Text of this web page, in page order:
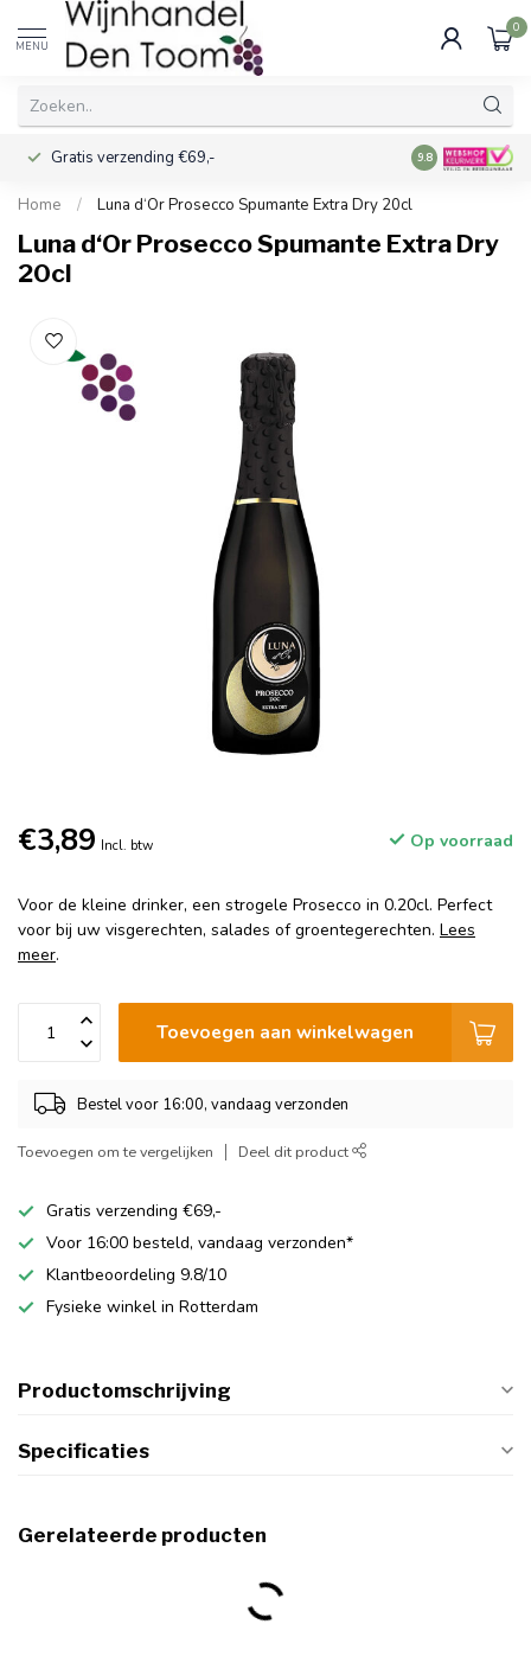
MENU
0
Gratis verzending €69,- Voor 16:00
9.8
Home / Luna d‘Or Prosecco Spumante Extra Dry 20cl
Luna d‘Or Prosecco Spumante Extra Dry
20cl
€3,89 Incl. btw Op voorraad
Voor de kleine drinker, een strogele Prosecco in 0.20cl. Perfect
voor bij uw visgerechten, salades of groentegerechten. Lees
meer.
Toevoegen aan winkelwagen
Bestel voor 16:00, vandaag verzonden
Toevoegen om te vergelijken Deel dit product
Gratis verzending €69,-
Voor 16:00 besteld, vandaag verzonden*
Klantbeoordeling 9.8/10
Fysieke winkel in Rotterdam
Productomschrijving
Specificaties
Gerelateerde producten